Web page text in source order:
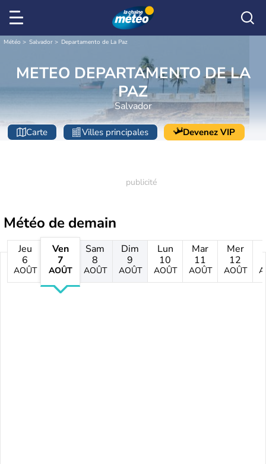
Météo Salvador Departamento de La Paz
METEO DEPARTAMENTO DE LA
PAZ
Salvador
Carte Villes principales Devenez VIP
Météo de demain
Jeu
6
AOÛT
Ven
7
AOÛT
Sam
8
AOÛT
Dim
9
AOÛT
Lun
10
AOÛT
Mar
11
AOÛT
Mer
12
AOÛT